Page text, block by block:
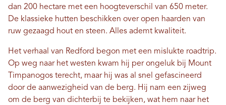
dan 200 hectare met een hoogteverschil van 650 meter.
De klassieke hutten beschikken over open haarden van
ruw gezaagd hout en steen. Alles ademt kwaliteit.
Het verhaal van Redford begon met een mislukte roadtrip.
Op weg naar het westen kwam hij per ongeluk bij Mount
Timpanogos terecht, maar hij was al snel gefascineerd
door de aanwezigheid van de berg. Hij nam een ​​zijweg
om de berg van dichterbij te bekijken, wat hem naar het